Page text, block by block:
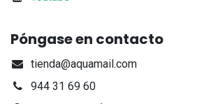
Póngase en contacto
tienda@aquamail.com
944 31 69 60